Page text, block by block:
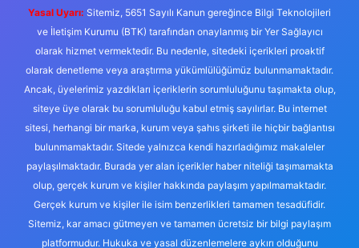
Yasal Uyarı: Sitemiz, 5651 Sayılı Kanun gereğince Bilgi Teknolojileri
ve İletişim Kurumu (BTK) tarafından onaylanmış bir Yer Sağlayıcı
olarak hizmet vermektedir. Bu nedenle, sitedeki içerikleri proaktif
olarak denetleme veya araştırma yükümlülüğümüz bulunmamaktadır.
Ancak, üyelerimiz yazdıkları içeriklerin sorumluluğunu taşımakta olup,
siteye üye olarak bu sorumluluğu kabul etmiş sayılırlar. Bu internet
sitesi, herhangi bir marka, kurum veya şahıs şirketi ile hiçbir bağlantısı
bulunmamaktadır. Sitede yalnızca kendi hazırladığımız makaleler
paylaşılmaktadır. Burada yer alan içerikler haber niteliği taşımamakta
olup, gerçek kurum ve kişiler hakkında paylaşım yapılmamaktadır.
Gerçek kurum ve kişiler ile isim benzerlikleri tamamen tesadüfidir.
Sitemiz, kar amacı gütmeyen ve tamamen ücretsiz bir bilgi paylaşım
platformudur. Hukuka ve yasal düzenlemelere aykırı olduğunu